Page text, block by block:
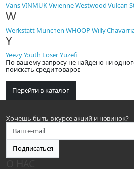
VansVINMUKVivienne Westwood Vulcan
W
Werkstatt Munchen WHOOPWilly
Y
YeezyYouth LoserYuzefi
По вашему запросу не найдено ни
поискать среди товаров
Перейти в каталог
Хочешь быть в курсе акций и новинок?
Подписаться